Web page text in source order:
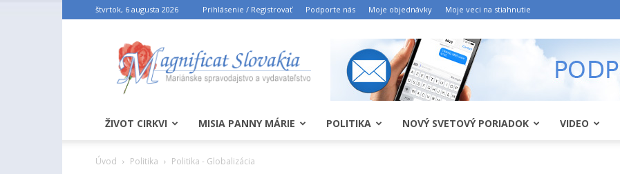
štvrtok, 6 augusta 2026 Prihlásenie / Registrovať Podporte nás Moje objednávky Moje veci na stiahnutie
ŽIVOT CIRKVI MISIA PANNY MÁRIE POLITIKA NOVÝ SVETOVÝ PORIADOK VIDEO
Úvod Politika Politika - Globalizácia